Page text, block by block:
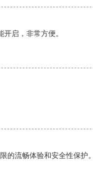
启，非常方便。
的流畅体验和安全性保护